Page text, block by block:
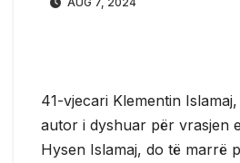
41-vjecari Klementin
autor i dyshuar për vrasjen
Hysen Islamaj, do të marrë